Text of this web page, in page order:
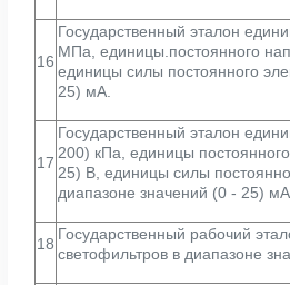
16
Государственный эталон
МПа, единицы.постоянного
единицы силы постоянного
25) мА.
17
Государственный эталон
200) кПа, единицы
25) В, единицы силы
диапазоне значений (0 - 25) мА
18
Государственный рабочий
светофильтров в диапазоне